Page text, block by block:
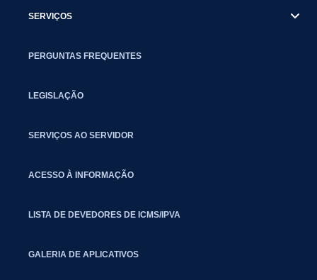
SERVIÇOS
PERGUNTAS FREQUENTES
LEGISLAÇÃO
SERVIÇOS AO SERVIDOR
ACESSO À INFORMAÇÃO
LISTA DE DEVEDORES DE ICMS/IPVA
GALERIA DE APLICATIVOS